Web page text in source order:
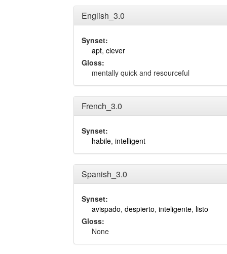
English_3.0
Synset:
apt, clever
Gloss:
mentally quick and resourceful
French_3.0
Synset:
habile, intelligent
Spanish_3.0
Synset:
avispado, despierto, inteligente, listo
Gloss:
None